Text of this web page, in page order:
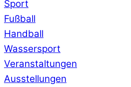
Sport
Fußball
Handball
Wassersport
Veranstaltungen
Ausstellungen